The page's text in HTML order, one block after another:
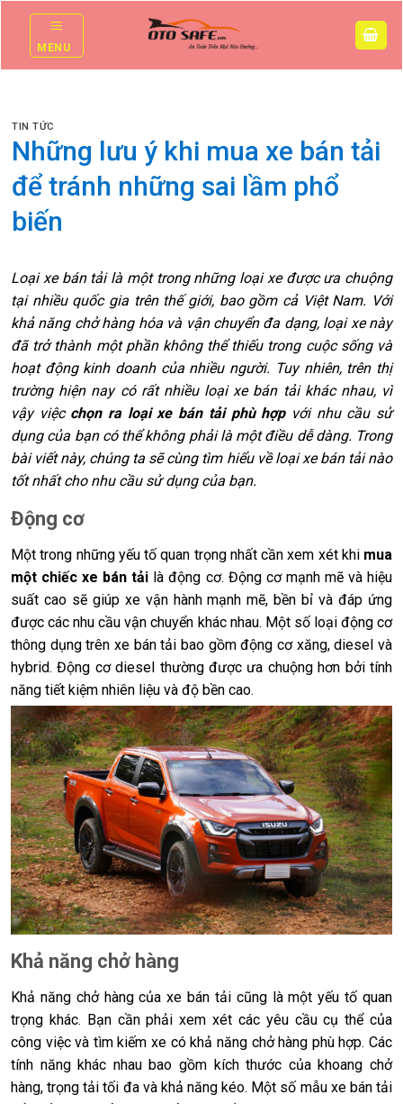
contentMENU
TIN TỨC
Những lưu ý khi mua xe bán tải
để tránh những sai lầm phổ
biến
Loại xe bán tải là một trong những loại xe được ưa chuộng
tại nhiều quốc gia trên thế giới, bao gồm cả Việt Nam. Với
khả năng chở hàng hóa và vận chuyển đa dạng, loại xe này
đã trở thành một phần không thể thiếu trong cuộc sống và
hoạt động kinh doanh của nhiều người. Tuy nhiên, trên thị
trường hiện nay có rất nhiều loại xe bán tải khác nhau, vì
vậy việc chọn ra loại xe bán tải phù hợpvới nhu cầu sử
dụng của bạn có thể không phải là một điều dễ dàng. Trong
bài viết này, chúng ta sẽ cùng tìm hiểu về loại xe bán tải nào
tốt nhất cho nhu cầu sử dụng của bạn.
Động cơ
Một trong những yếu tố quan trọng nhất cần xem xét khi mua
một chiếc xe bán tải là động cơ. Động cơ mạnh mẽ và hiệu
suất cao sẽ giúp xe vận hành mạnh mẽ, bền bỉ và đáp ứng
được các nhu cầu vận chuyển khác nhau. Một số loại động cơ
thông dụng trên xe bán tải bao gồm động cơ xăng, diesel và
hybrid. Động cơ diesel thường được ưa chuộng hơn bởi tính
năng tiết kiệm nhiên liệu và độ bền cao.
Khả năng chở hàng
Khả năng chở hàng của xe bán tải cũng là một yếu tố quan
trọng khác. Bạn cần phải xem xét các yêu cầu cụ thể của
công việc và tìm kiếm xe có khả năng chở hàng phù hợp. Các
tính năng khác nhau bao gồm kích thước của khoang chở
hàng, trọng tải tối đa và khả năng kéo. Một số mẫu xe bán tải